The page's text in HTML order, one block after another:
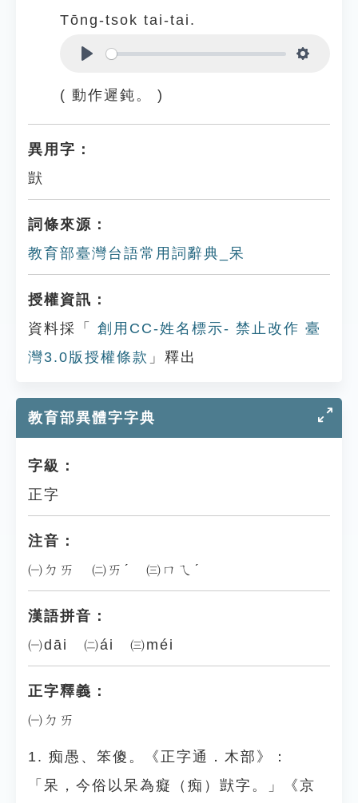
Tōng-tsok tai-tai.
( 動作遲鈍。 )
異用字：
獃
詞條來源：
教育部臺灣台語常用詞辭典_呆
授權資訊：
資料採「
創用CC-姓名標示- 禁止改作 臺
灣3.0版授權條款 」釋出
教育部異體字字典
字級：
正字
注音：
㈠ㄉㄞ ㈡ㄞˊ ㈢ㄇㄟˊ
漢語拼音：
㈠dāi ㈡ái ㈢méi
正字釋義：
㈠ㄉㄞ
1. 痴愚、笨傻。《正字通．木部》：
「呆，今俗以呆為癡（痴）獃字。」《京